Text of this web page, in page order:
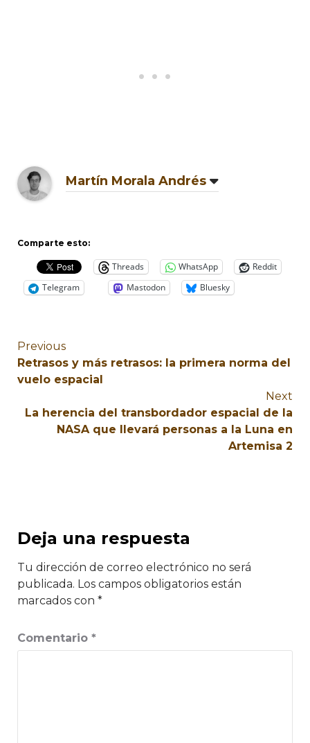
Martín Morala Andrés
Comparte esto:
Threads WhatsApp
Reddit
Telegram
Mastodon Bluesky
Previous
Retrasos y más retrasos: la primera norma del
vuelo espacial
Next
La herencia del transbordador espacial de la
NASA que llevará personas a la Luna en
Artemisa 2
Deja una respuesta
Tu dirección de correo electrónico no será
publicada. Los campos obligatorios están
marcados con *
Comentario *